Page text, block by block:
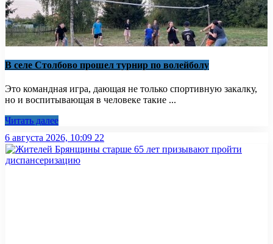
В селе Столбово прошел турнир по волейболу
Это командная игра, дающая не только спортивную закалку,
но и воспитывающая в человеке такие ...
Читать далее
6 августа 2026, 10:09 22